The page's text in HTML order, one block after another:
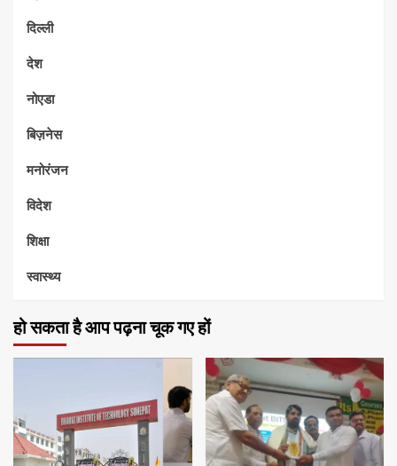
दिल्ली
देश
नोएडा
बिज़नेस
मनोरंजन
विदेश
शिक्षा
स्वास्थ्य
हो सकता है आप पढ़ना चूक गए हों